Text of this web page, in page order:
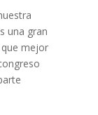
una gran
mejor